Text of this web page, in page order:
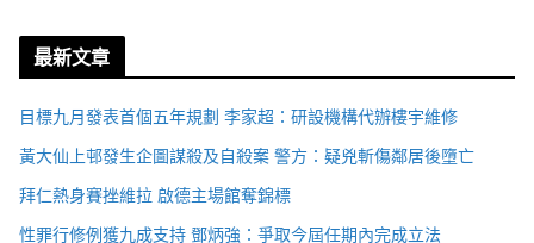
最新文章
目標九月發表首個五年規劃 李家超：研設機構代辦樓宇維修
黃大仙上邨發生企圖謀殺及自殺案 警方：疑兇斬傷鄰居後墮亡
拜仁熱身賽挫維拉 啟德主場館奪錦標
性罪行修例獲九成支持 鄧炳強：爭取今屆任期內完成立法